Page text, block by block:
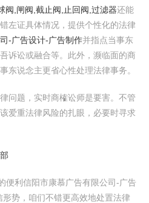
阀,闸阀,截止阀,止回阀,过滤器还能
左证具体情况，提供个性化的法律
-广告设计-广告制作并指点当事东
诉讼或融合等。此外，濒临面的商
东说念主更省心性处理法律事务。
问题，实时商榷讼师是要害。不管
爱重法律风险的扎眼，必要时寻求
便利信阳市康慕广告有限公司-广告
势，咱们不错更高效地处置法律